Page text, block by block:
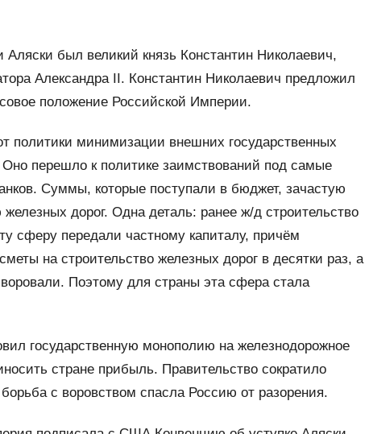
был великий князь Константин Николаевич,
Александра II. Константин Николаевич предложил
положение Российской Империи.
политики минимизации внешних государственных
перешло к политике заимствований под самые
Суммы, которые поступали в бюджет, зачастую
дорог. Одна деталь: ранее ж/д строительство
сферу передали частному капиталу, причём
на строительство железных дорог в десятки раз, а
Поэтому для страны эта сфера стала
государственную монополию на железнодорожное
стране прибыль. Правительство сократило
с воровством спасла Россию от разорения.